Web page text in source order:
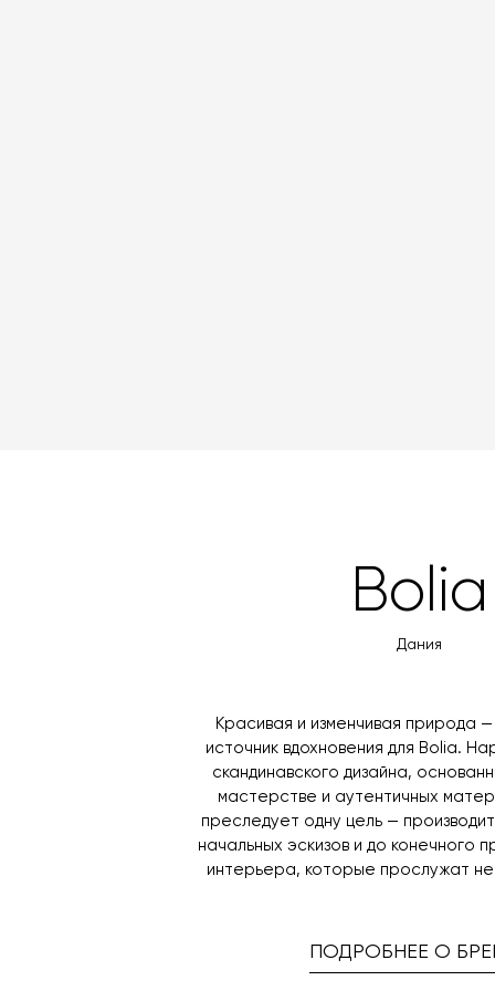
Bolia
Дания
Красивая и изменчивая природа
источник вдохновения для Bolia.
скандинавского дизайна,
мастерстве и аутентичных
преследует одну цель —
начальных эскизов и до конечного
интерьера, которые прослужат
ПОДРОБНЕЕ О